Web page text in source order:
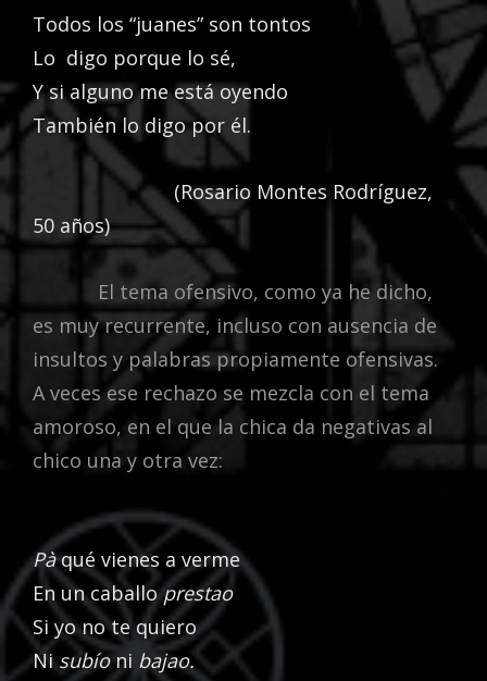
Todos los “juanes” son tontos
Lo digo porque lo sé,
Y si alguno me está oyendo
También lo digo por él.
(Rosario Montes Rodríguez,
50 años)
El tema ofensivo, como ya he dicho,
es muy recurrente, incluso con ausencia de
insultos y palabras propiamente ofensivas.
A veces ese rechazo se mezcla con el tema
amoroso, en el que la chica da negativas al
chico una y otra vez:
Pàqué vienes a verme
En un caballoprestao
Si yo no te quiero
Nisubíoni bajao.